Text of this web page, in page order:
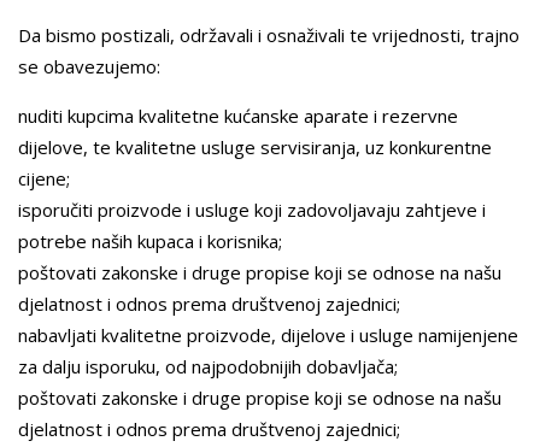
Da bismo postizali, održavali i osnaživali te vrijednosti, trajno
se obavezujemo:
nuditi kupcima kvalitetne kućanske aparate i rezervne
dijelove, te kvalitetne usluge servisiranja, uz konkurentne
cijene;
isporučiti proizvode i usluge koji zadovoljavaju zahtjeve i
potrebe naših kupaca i korisnika;
poštovati zakonske i druge propise koji se odnose na našu
djelatnost i odnos prema društvenoj zajednici;
nabavljati kvalitetne proizvode, dijelove i usluge namijenjene
za dalju isporuku, od najpodobnijih dobavljača;
poštovati zakonske i druge propise koji se odnose na našu
djelatnost i odnos prema društvenoj zajednici;